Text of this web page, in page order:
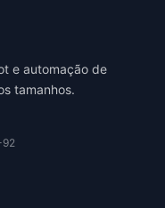
e automação de
tamanhos.
92